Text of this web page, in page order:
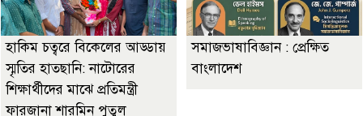
হাকিম চত্বরে বিকেলের আড্ডায়
স্মৃতির হাতছানি: নাটোরের
শিক্ষার্থীদের মাঝে প্রতিমন্ত্রী
ফারজানা শারমিন পুতুল
সমাজভাষাবিজ্ঞান : প্রেক্ষিত
বাংলাদেশ